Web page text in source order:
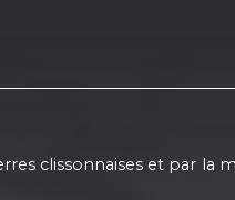
clissonnaises et par la